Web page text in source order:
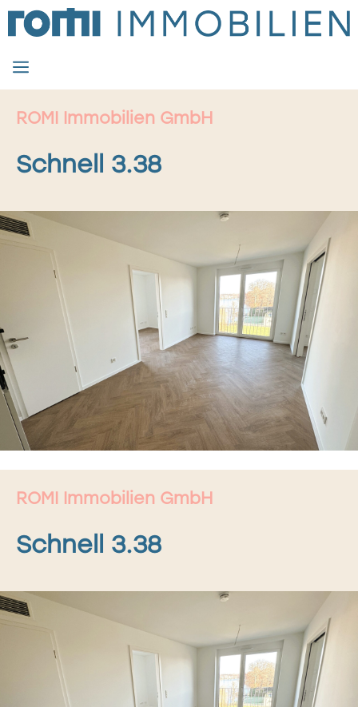
Zum
Inhalt
springen
MENÜ
ROMI Immobilien GmbH
Schnell 3.38
ROMI Immobilien GmbH
Schnell 3.38